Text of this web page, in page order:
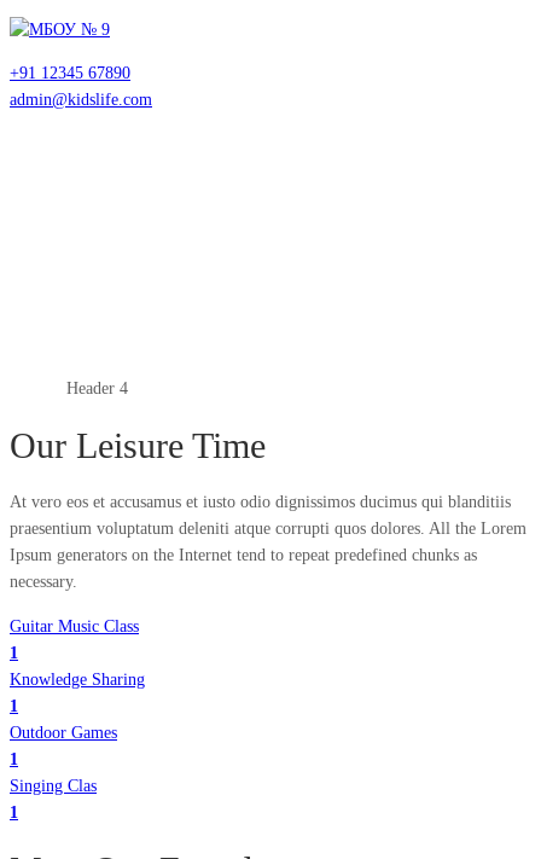
+91 12345 67890
admin@kidslife.com
Header 4
Our Leisure Time
At vero eos et accusamus et iusto odio dignissimos ducimus qui blanditiis
praesentium voluptatum deleniti atque corrupti quos dolores. All the Lorem
Ipsum generators on the Internet tend to repeat predefined chunks as
necessary.
Guitar Music Class
1
Knowledge Sharing
1
Outdoor Games
1
Singing Clas
1